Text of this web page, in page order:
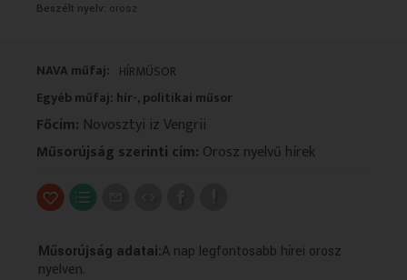
Beszélt nyelv: orosz
NAVA műfaj: HÍRMŰSOR
Egyéb műfaj: hír-, politikai műsor
Főcím: Novosztyi iz Vengrii
Műsorújság szerinti cím: Orosz nyelvű hírek
Műsorújság adatai:A nap legfontosabb hírei orosz
nyelven.